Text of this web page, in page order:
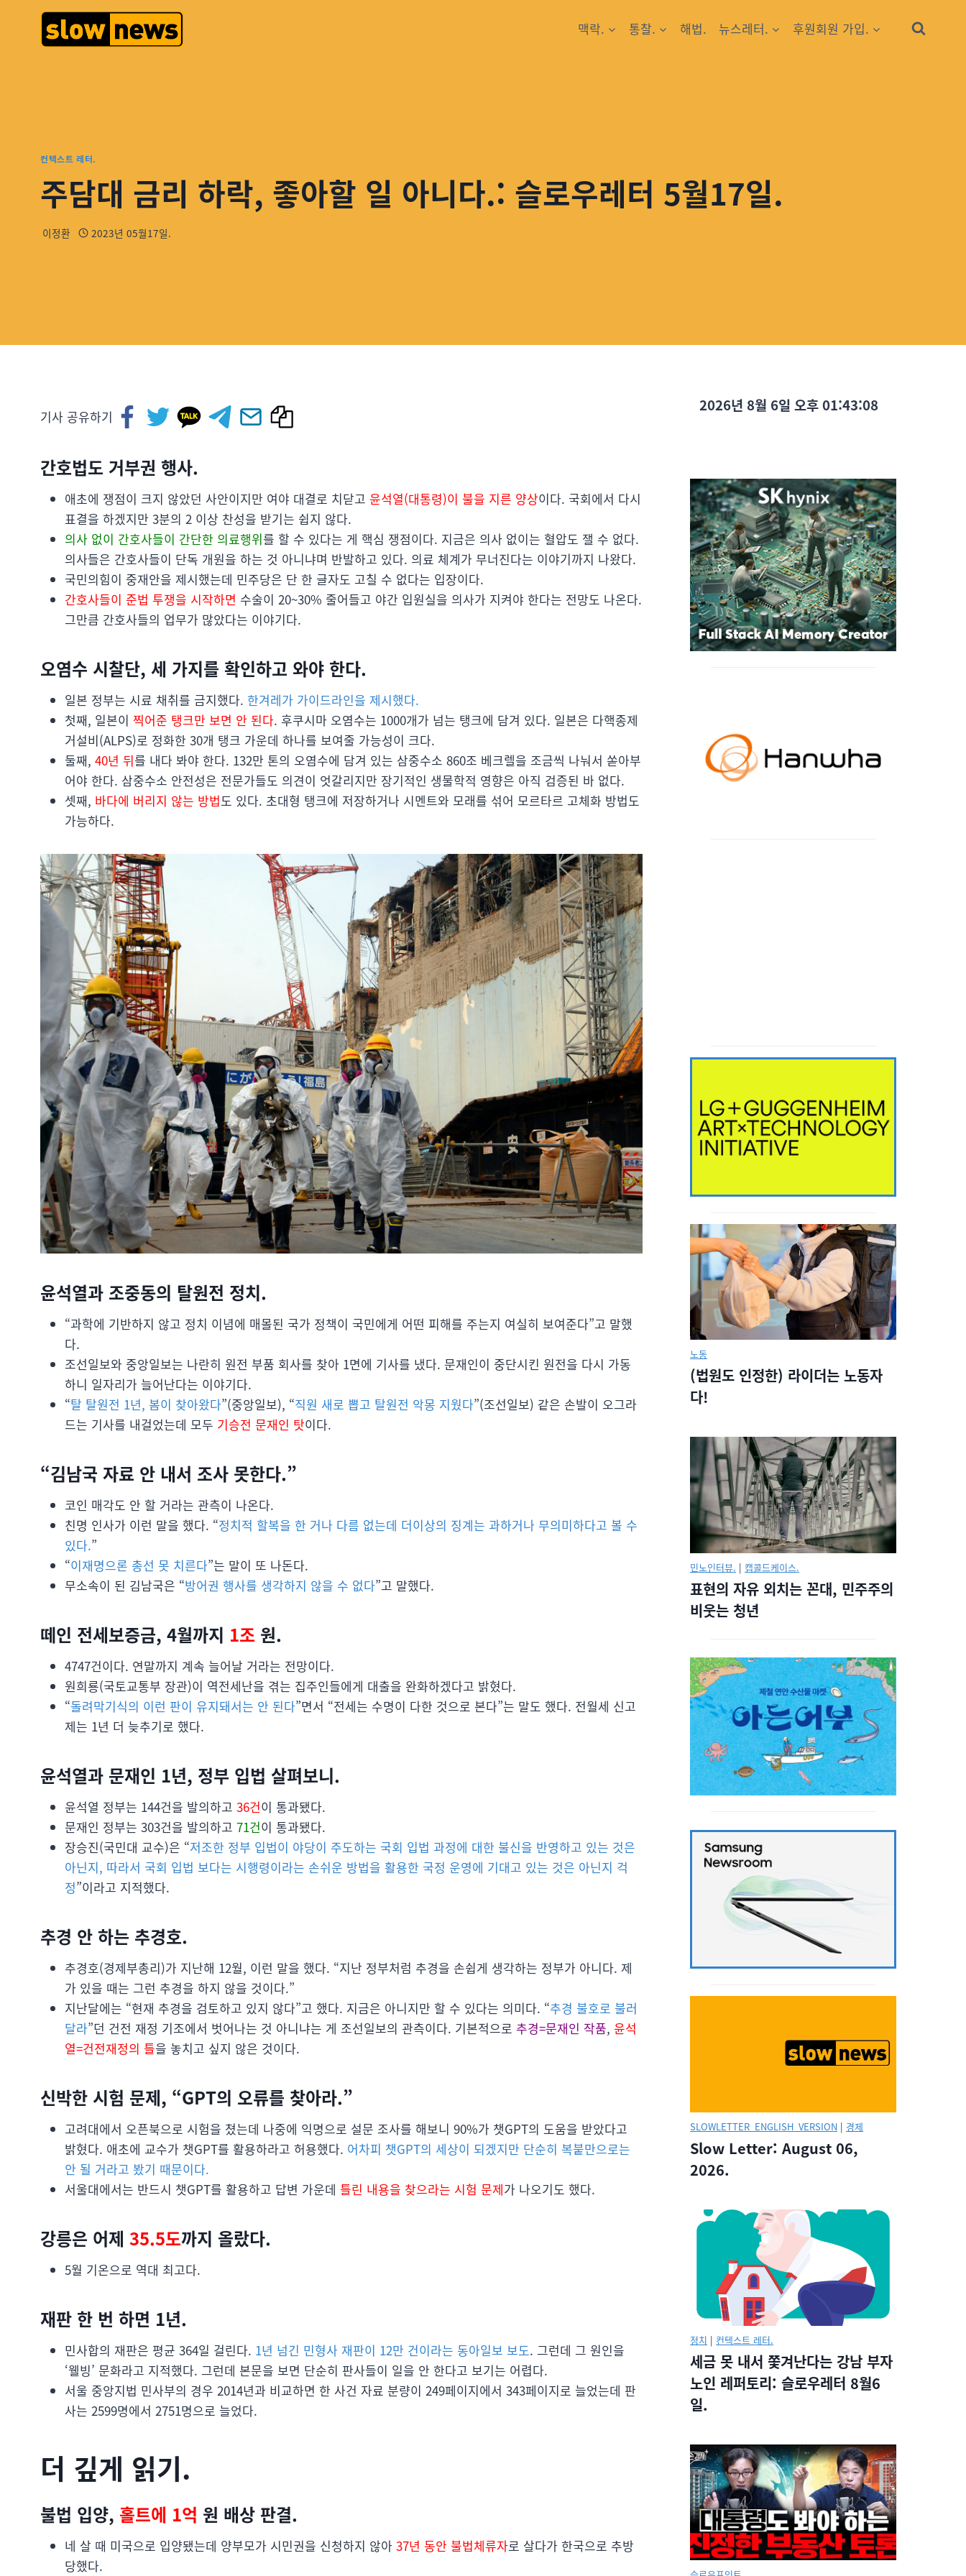
맥락. 통찰. 해법. 뉴스레터. 후원회원 가입.
컨텍스트 레터.
주담대 금리 하락, 좋아할 일 아니다.: 슬로우레터 5월17일.
이정환 2023년 05월17일.
기사 공유하기
간호법도 거부권 행사.
애초에 쟁점이 크지 않았던 사안이지만 여야 대결로 치닫고 윤석열(대통령)이 불을 지른 양상이다. 국회에서 다시
표결을 하겠지만 3분의 2 이상 찬성을 받기는 쉽지 않다.
의사 없이 간호사들이 간단한 의료행위를 할 수 있다는 게 핵심 쟁점이다. 지금은 의사 없이는 혈압도 잴 수 없다.
의사들은 간호사들이 단독 개원을 하는 것 아니냐며 반발하고 있다. 의료 체계가 무너진다는 이야기까지 나왔다.
국민의힘이 중재안을 제시했는데 민주당은 단 한 글자도 고칠 수 없다는 입장이다.
간호사들이 준법 투쟁을 시작하면 수술이 20~30% 줄어들고 야간 입원실을 의사가 지켜야 한다는 전망도 나온다.
그만큼 간호사들의 업무가 많았다는 이야기다.
오염수 시찰단, 세 가지를 확인하고 와야 한다.
일본 정부는 시료 채취를 금지했다. 한겨레가 가이드라인을 제시했다.
첫째, 일본이 찍어준 탱크만 보면 안 된다. 후쿠시마 오염수는 1000개가 넘는 탱크에 담겨 있다. 일본은 다핵종제
거설비(ALPS)로 정화한 30개 탱크 가운데 하나를 보여줄 가능성이 크다.
둘째, 40년 뒤를 내다 봐야 한다. 132만 톤의 오염수에 담겨 있는 삼중수소 860조 베크렐을 조금씩 나눠서 쏟아부
어야 한다. 삼중수소 안전성은 전문가들도 의견이 엇갈리지만 장기적인 생물학적 영향은 아직 검증된 바 없다.
셋째, 바다에 버리지 않는 방법도 있다. 초대형 탱크에 저장하거나 시멘트와 모래를 섞어 모르타르 고체화 방법도
가능하다.
윤석열과 조중동의 탈원전 정치.
“과학에 기반하지 않고 정치 이념에 매몰된 국가 정책이 국민에게 어떤 피해를 주는지 여실히 보여준다”고 말했
다.
조선일보와 중앙일보는 나란히 원전 부품 회사를 찾아 1면에 기사를 냈다. 문재인이 중단시킨 원전을 다시 가동
하니 일자리가 늘어난다는 이야기다.
“탈 탈원전 1년, 봄이 찾아왔다”(중앙일보), “직원 새로 뽑고 탈원전 악몽 지웠다”(조선일보) 같은 손발이 오그라
드는 기사를 내걸었는데 모두 기승전 문재인 탓이다.
“김남국 자료 안 내서 조사 못한다.”
코인 매각도 안 할 거라는 관측이 나온다.
친명 인사가 이런 말을 했다. “정치적 할복을 한 거나 다름 없는데 더이상의 징계는 과하거나 무의미하다고 볼 수
있다.”
“이재명으론 총선 못 치른다”는 말이 또 나돈다.
무소속이 된 김남국은 “방어권 행사를 생각하지 않을 수 없다”고 말했다.
떼인 전세보증금, 4월까지 1조 원.
4747건이다. 연말까지 계속 늘어날 거라는 전망이다.
원희룡(국토교통부 장관)이 역전세난을 겪는 집주인들에게 대출을 완화하겠다고 밝혔다.
“돌려막기식의 이런 판이 유지돼서는 안 된다”면서 “전세는 수명이 다한 것으로 본다”는 말도 했다. 전월세 신고
제는 1년 더 늦추기로 했다.
윤석열과 문재인 1년, 정부 입법 살펴보니.
윤석열 정부는 144건을 발의하고 36건이 통과됐다.
문재인 정부는 303건을 발의하고 71건이 통과됐다.
장승진(국민대 교수)은 “저조한 정부 입법이 야당이 주도하는 국회 입법 과정에 대한 불신을 반영하고 있는 것은
아닌지, 따라서 국회 입법 보다는 시행령이라는 손쉬운 방법을 활용한 국정 운영에 기대고 있는 것은 아닌지 걱
정”이라고 지적했다.
추경 안 하는 추경호.
추경호(경제부총리)가 지난해 12월, 이런 말을 했다. “지난 정부처럼 추경을 손쉽게 생각하는 정부가 아니다. 제
가 있을 때는 그런 추경을 하지 않을 것이다.”
지난달에는 “현재 추경을 검토하고 있지 않다”고 했다. 지금은 아니지만 할 수 있다는 의미다. “추경 불호로 불러
달라”던 건전 재정 기조에서 벗어나는 것 아니냐는 게 조선일보의 관측이다. 기본적으로 추경=문재인 작품, 윤석
열=건전재정의 틀을 놓치고 싶지 않은 것이다.
신박한 시험 문제, “GPT의 오류를 찾아라.”
고려대에서 오픈북으로 시험을 쳤는데 나중에 익명으로 설문 조사를 해보니 90%가 챗GPT의 도움을 받았다고
밝혔다. 애초에 교수가 챗GPT를 활용하라고 허용했다. 어차피 챗GPT의 세상이 되겠지만 단순히 복붙만으로는
안 될 거라고 봤기 때문이다.
서울대에서는 반드시 챗GPT를 활용하고 답변 가운데 틀린 내용을 찾으라는 시험 문제가 나오기도 했다.
강릉은 어제 35.5도까지 올랐다.
5월 기온으로 역대 최고다.
재판 한 번 하면 1년.
민사합의 재판은 평균 364일 걸린다. 1년 넘긴 민형사 재판이 12만 건이라는 동아일보 보도. 그런데 그 원인을
‘웰빙’ 문화라고 지적했다. 그런데 본문을 보면 단순히 판사들이 일을 안 한다고 보기는 어렵다.
서울 중앙지법 민사부의 경우 2014년과 비교하면 한 사건 자료 분량이 249페이지에서 343페이지로 늘었는데 판
사는 2599명에서 2751명으로 늘었다.
더 깊게 읽기.
불법 입양, 홀트에 1억 원 배상 판결.
네 살 때 미국으로 입양됐는데 양부모가 시민권을 신청하지 않아 37년 동안 불법체류자로 살다가 한국으로 추방
당했다.
2026년 8월 6일 오후 01:43:10
노동
(법원도 인정한) 라이더는 노동자
다!
민노인터뷰. | 캡콜드케이스.
표현의 자유 외치는 꼰대, 민주주의
비웃는 청년
SLOWLETTER_ENGLISH_VERSION | 경제
Slow Letter: August 06,
2026.
정치 | 컨텍스트 레터.
세금 못 내서 쫓겨난다는 강남 부자
노인 레퍼토리: 슬로우레터 8월6
일.